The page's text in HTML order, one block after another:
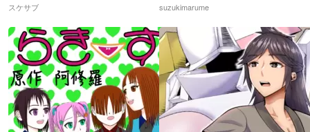
スケサブ suzukimarume